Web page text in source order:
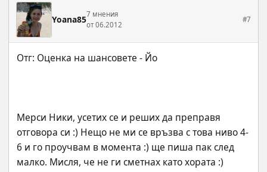
Yoana857 мнения
от 06.2012
#7
Мерси Ники, усетих се и реших да преправя
отговора си :) Нещо не ми се връзва с това ниво 4-
6 и го проучвам в момента :) ще пиша пак след
малко. Мисля, че не ги сметнах като хората :)